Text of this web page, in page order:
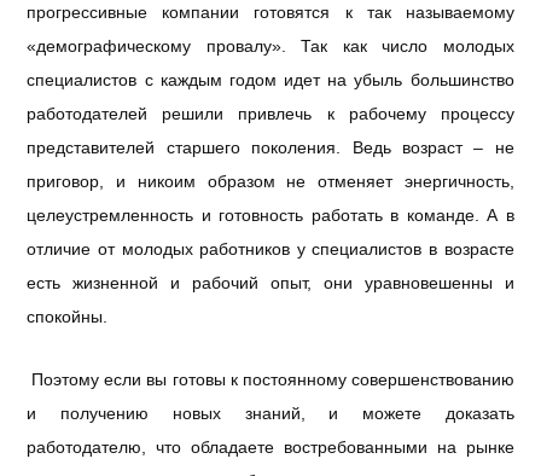
прогрессивные компании готовятся к так называемому
«демографическому провалу». Так как число молодых
специалистов с каждым годом идет на убыль большинство
работодателей решили привлечь к рабочему процессу
представителей старшего поколения. Ведь возраст – не
приговор, и никоим образом не отменяет энергичность,
целеустремленность и готовность работать в команде. А в
отличие от молодых работников у специалистов в возрасте
есть жизненной и рабочий опыт, они уравновешенны и
спокойны.
Поэтому если вы готовы к постоянному совершенствованию
и получению новых знаний, и можете доказать
работодателю, что обладаете востребованными на рынке